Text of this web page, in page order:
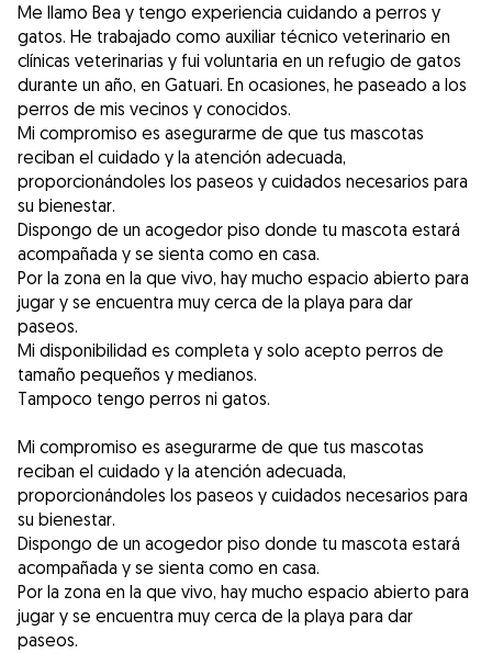
Me llamo Bea y tengo experiencia cuidando a perros y
gatos. He trabajado como auxiliar técnico veterinario en
clínicas veterinarias y fui voluntaria en un refugio de gatos
durante un año, en Gatuari. En ocasiones, he paseado a los
perros de mis vecinos y conocidos.
Mi compromiso es asegurarme de que tus mascotas
reciban el cuidado y la atención adecuada,
proporcionándoles los paseos y cuidados necesarios para
su bienestar.
Dispongo de un acogedor piso donde tu mascota estará
acompañada y se sienta como en casa.
Por la zona en la que vivo, hay mucho espacio abierto para
jugar y se encuentra muy cerca de la playa para dar
paseos.
Mi disponibilidad es completa y solo acepto perros de
tamaño pequeños y medianos.
Tampoco tengo perros ni gatos.
Mi compromiso es asegurarme de que tus mascotas
reciban el cuidado y la atención adecuada,
proporcionándoles los paseos y cuidados necesarios para
su bienestar.
Dispongo de un acogedor piso donde tu mascota estará
acompañada y se sienta como en casa.
Por la zona en la que vivo, hay mucho espacio abierto para
jugar y se encuentra muy cerca de la playa para dar
paseos.